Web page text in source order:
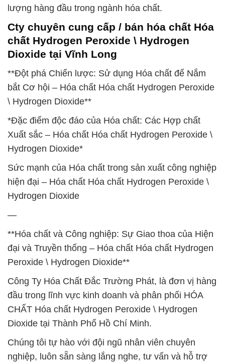
lượng hàng đầu trong ngành hóa chất.
Cty chuyên cung cấp / bán hóa chất Hóa
chất Hydrogen Peroxide \ Hydrogen
Dioxide tại Vĩnh Long
**Đột phá Chiến lược: Sử dụng Hóa chất để Nắm
bắt Cơ hội – Hóa chất Hóa chất Hydrogen Peroxide
\ Hydrogen Dioxide**
*Đặc điểm độc đáo của Hóa chất: Các Hợp chất
Xuất sắc – Hóa chất Hóa chất Hydrogen Peroxide \
Hydrogen Dioxide*
Sức mạnh của Hóa chất trong sản xuất công nghiệp
hiện đại – Hóa chất Hóa chất Hydrogen Peroxide \
Hydrogen Dioxide
—
**Hóa chất và Công nghiệp: Sự Giao thoa của Hiện
đại và Truyền thống – Hóa chất Hóa chất Hydrogen
Peroxide \ Hydrogen Dioxide**
Công Ty Hóa Chất Đắc Trường Phát, là đơn vị hàng
đầu trong lĩnh vực kinh doanh và phân phối HÓA
CHẤT Hóa chất Hydrogen Peroxide \ Hydrogen
Dioxide tại Thành Phố Hồ Chí Minh.
Chúng tôi tự hào với đội ngũ nhân viên chuyên
nghiệp, luôn sẵn sàng lắng nghe, tư vấn và hỗ trợ